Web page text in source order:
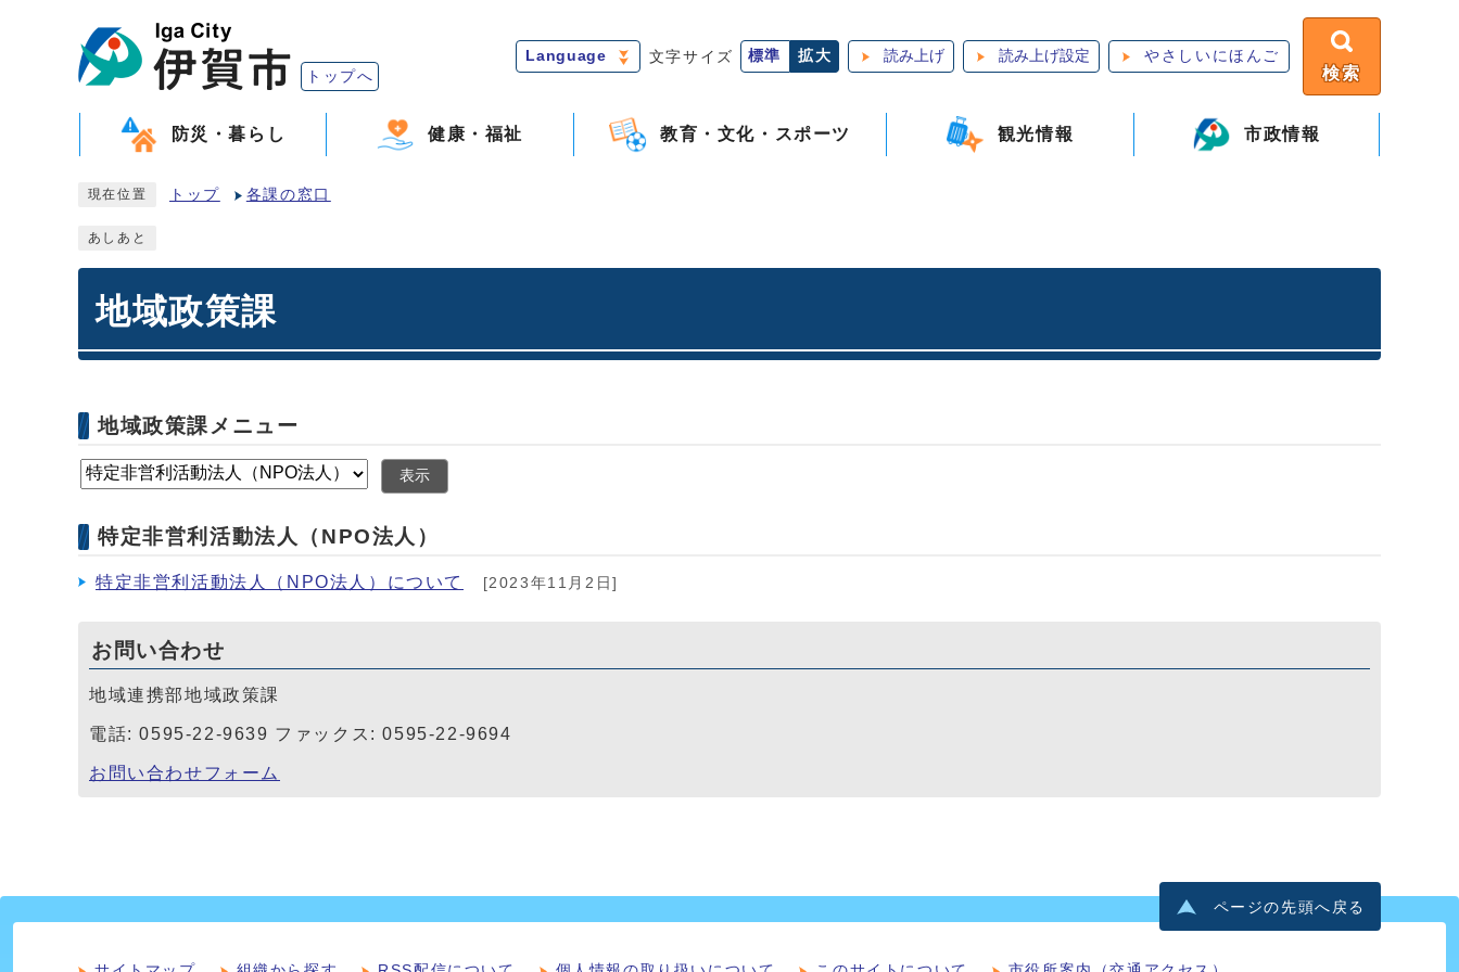
トップへ
Language 文字サイズ 標準 拡大 読み上げ 読み上げ設定 やさしいにほんご
検索
防災・暮らし 健康・福祉 教育・文化・スポーツ 観光情報 市政情報
現在位置 トップ 各課の窓口
あしあと
地域政策課
地域政策課メニュー
表示
特定非営利活動法人（NPO法人）
特定非営利活動法人（NPO法人）について [2023年11月2日]
お問い合わせ
地域連携部地域政策課
電話: 0595-22-9639 ファックス: 0595-22-9694
お問い合わせフォーム
ページの先頭へ戻る